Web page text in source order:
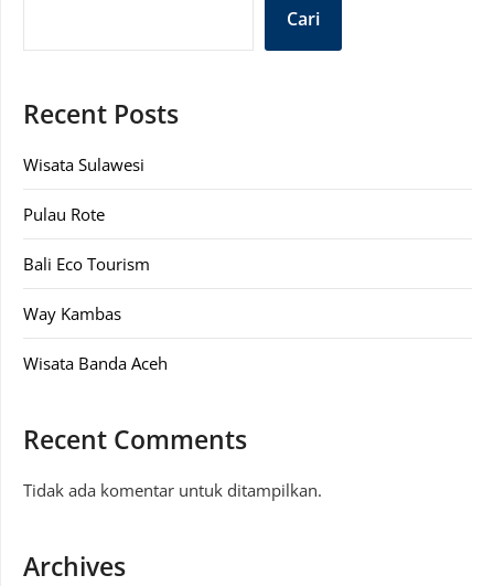
Cari
Recent Posts
Wisata Sulawesi
Pulau Rote
Bali Eco Tourism
Way Kambas
Wisata Banda Aceh
Recent Comments
Tidak ada komentar untuk ditampilkan.
Archives